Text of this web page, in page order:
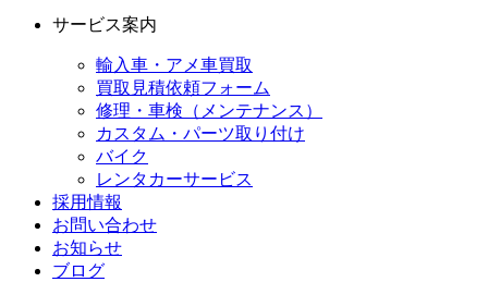
サービス案内
輸入車・アメ車買取
買取見積依頼フォーム
修理・車検（メンテナンス）
カスタム・パーツ取り付け
バイク
レンタカーサービス
採用情報
お問い合わせ
お知らせ
ブログ